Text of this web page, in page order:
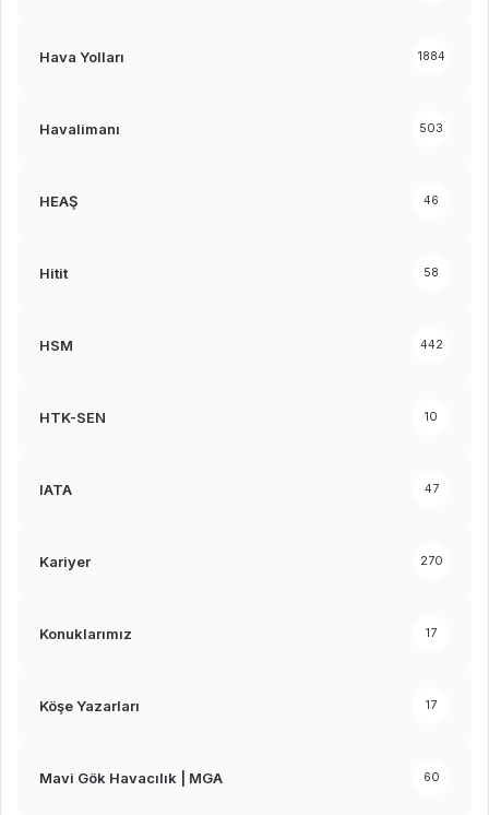
Hava Yolları 1884
Havalimanı 503
HEAŞ 46
Hitit 58
HSM 442
HTK-SEN 10
IATA 47
Kariyer 270
Konuklarımız 17
Köşe Yazarları 17
Mavi Gök Havacılık | MGA 60